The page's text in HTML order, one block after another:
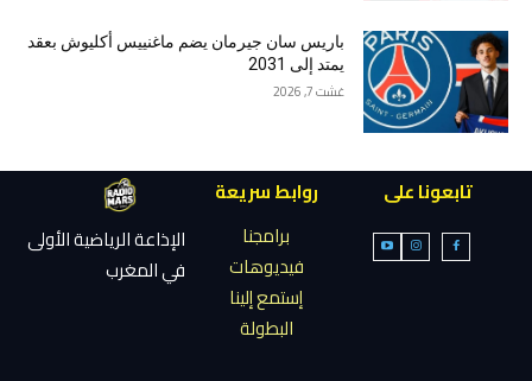
باريس سان جيرمان يضم ماغنييس أكليوش بعقد
يمتد إلى 2031
غشت 7, 2026
تابعونا على
روابط سريعة
برامجنا
فيديوهات
إستمع إلينا
البطولة
الإذاعة الرياضية الأولى
في المغرب